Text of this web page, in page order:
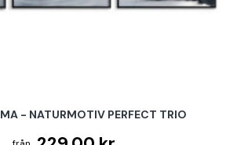
- NATURMOTIV PERFECT TRIO